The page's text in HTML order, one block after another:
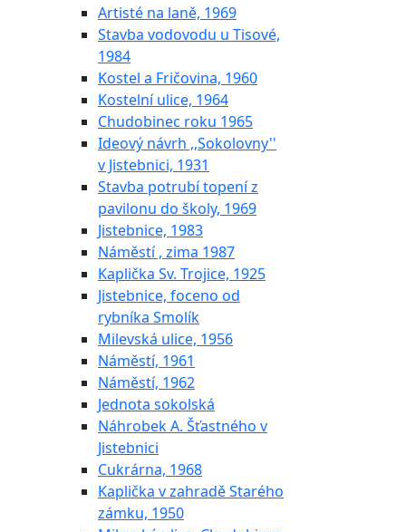
Artisté na laně, 1969
Stavba vodovodu u Tisové,
1984
Kostel a Fričovina, 1960
Kostelní ulice, 1964
Chudobinec roku 1965
Ideový návrh ,,Sokolovny''
v Jistebnici, 1931
Stavba potrubí topení z
pavilonu do školy, 1969
Jistebnice, 1983
Náměstí , zima 1987
Kaplička Sv. Trojice, 1925
Jistebnice, foceno od
rybníka Smolík
Milevská ulice, 1956
Náměstí, 1961
Náměstí, 1962
Jednota sokolská
Náhrobek A. Šťastného v
Jistebnici
Cukrárna, 1968
Kaplička v zahradě Starého
zámku, 1950